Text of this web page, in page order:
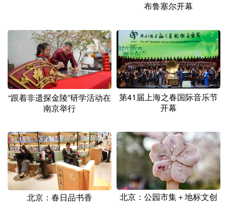
布鲁塞尔开幕
“跟着非遗探金陵”研学活动在
南京举行
第41届上海之春国际音乐节
开幕
北京：春日品书香 北京：公园市集＋地标文创